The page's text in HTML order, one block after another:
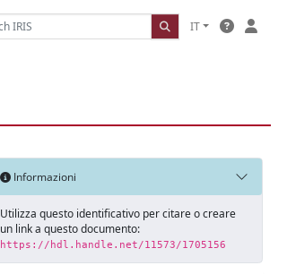
IT
Informazioni
Utilizza questo identificativo per citare o creare
un link a questo documento:
https://hdl.handle.net/11573/1705156